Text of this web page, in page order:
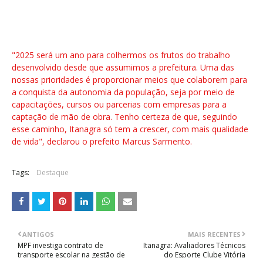
"2025 será um ano para colhermos os frutos do trabalho
desenvolvido desde que assumimos a prefeitura. Uma das
nossas prioridades é proporcionar meios que colaborem para
a conquista da autonomia da população, seja por meio de
capacitações, cursos ou parcerias com empresas para a
captação de mão de obra. Tenho certeza de que, seguindo
esse caminho, Itanagra só tem a crescer, com mais qualidade
de vida", declarou o prefeito Marcus Sarmento.
Tags: Destaque
MAIS RECENTES
Itanagra: Avaliadores Técnicos
do Esporte Clube Vitória
ANTIGOS
MPF investiga contrato de
transporte escolar na gestão de